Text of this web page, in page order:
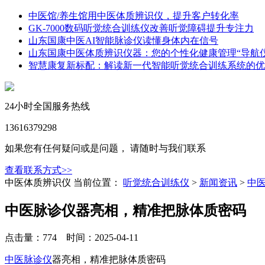
中医馆/养生馆用中医体质辨识仪，提升客户转化率
GK-7000数码听觉统合训练仪改善听觉障碍提升专注力
山东国康中医AI智能脉诊仪读懂身体内在信号
山东国康中医体质辨识仪器：您的个性化健康管理“导航
智慧康复新标配：解读新一代智能听觉统合训练系统的
24小时全国服务热线
13616379298
如果您有任何疑问或是问题， 请随时与我们联系
查看联系方式>>
中医体质辨识仪 当前位置： 听觉统合训练仪 > 新闻资讯 > 中
中医脉诊仪器亮相，精准把脉体质密码
点击量：774 时间：2025-04-11
中医脉诊仪器亮相，精准把脉体质密码